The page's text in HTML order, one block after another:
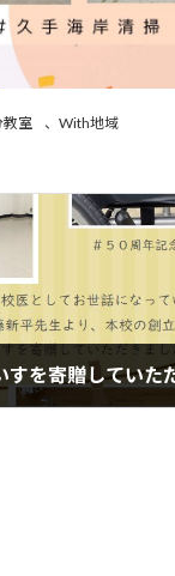
教室 、 With地域